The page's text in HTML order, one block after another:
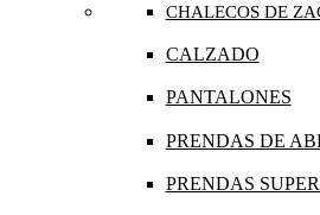
CHALECOS DE
CALZADO
PANTALONES
PRENDAS DE
PRENDAS